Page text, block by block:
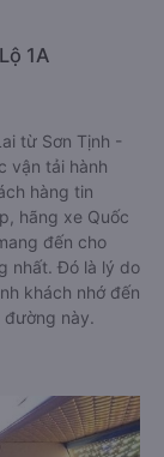
1A
từ Sơn Tịnh -
vận tải hành
hàng tin
hãng xe Quốc
đến cho
nhất. Đó là lý do
khách nhớ đến
này.